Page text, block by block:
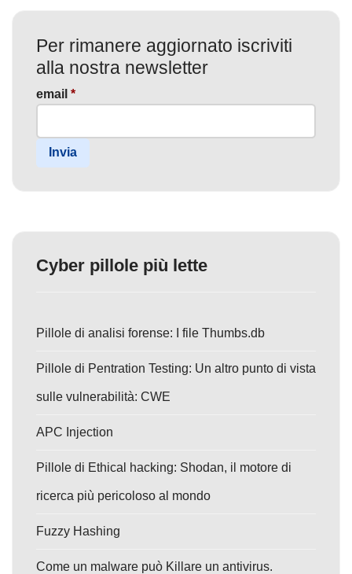
Per rimanere aggiornato iscriviti
alla nostra newsletter
email *
Invia
Cyber pillole più lette
Pillole di analisi forense: I file Thumbs.db
Pillole di Pentration Testing: Un altro punto di vista
sulle vulnerabilità: CWE
APC Injection
Pillole di Ethical hacking: Shodan, il motore di
ricerca più pericoloso al mondo
Fuzzy Hashing
Come un malware può Killare un antivirus.